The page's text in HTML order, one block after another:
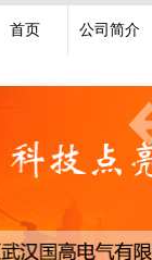
首页 公司简介